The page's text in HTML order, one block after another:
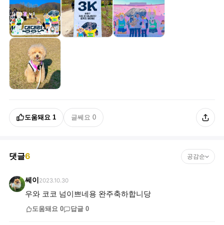
도움돼요 1 글쎄요 0
댓글6 공감순
쎄이 2023.10.30
우와 코코 넘이쁘네용 완주축하합니당
도움돼요 0 답글 0